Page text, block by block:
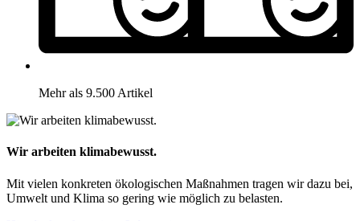
Mehr als 9.500 Artikel
Wir arbeiten klimabewusst.
Mit vielen konkreten ökologischen Maßnahmen tragen wir dazu bei,
Umwelt und Klima so gering wie möglich zu belasten.